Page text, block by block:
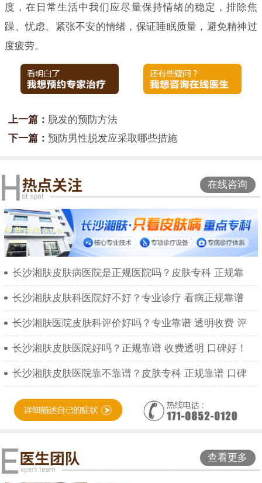
度，在日常生活中我们应尽量保持情绪的稳定，排除焦
躁、忧虑、紧张不安的情绪，保证睡眠质量，避免精神过
度疲劳。
上一篇： 脱发的预防方法
下一篇： 预防男性脱发应采取哪些措施
在线咨询
长沙湘肤皮肤病医院是正规医院吗？皮肤专科 正规靠
长沙湘肤皮肤科医院好不好？专业诊疗 看病正规靠谱
长沙湘肤医院皮肤科评价好吗？专业靠谱 透明收费 评
长沙湘肤皮肤医院好吗？正规靠谱 收费透明 口碑好！
长沙湘肤皮肤医院靠不靠谱？皮肤专科 正规靠谱 口碑
查看更多